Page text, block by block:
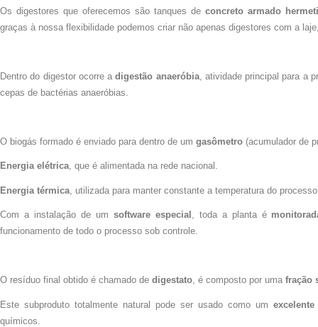
Os digestores que oferecemos são tanques de concreto armado
graças à nossa flexibilidade podemos criar não apenas digestores com a
Dentro do digestor ocorre adigestão anaeróbia, atividade principal para a
cepas de bactérias anaeróbias.
O biogás formado é enviado para dentro de um gasômetro (acumulador de
Energia elétrica, que é alimentada na rede nacional.
Energia térmica , utilizada para manter constante a temperatura do
Com a instalação de um software especial , toda a planta é
funcionamento de todo o processo sob controle.
O resíduo final obtido é chamado de digestato, é composto por uma fração
Este subproduto totalmente natural pode ser usado como um
químicos.